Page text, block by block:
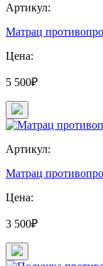
Артикул:
Матрац
Цена:
5 500₽
Артикул:
Матрац
Цена:
3 500₽